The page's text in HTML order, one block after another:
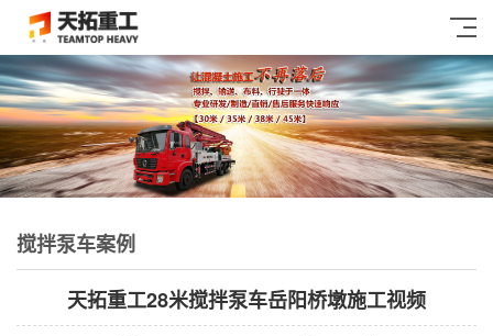
搅拌泵车案例
天拓重工28米搅拌泵车岳阳桥墩施工视频